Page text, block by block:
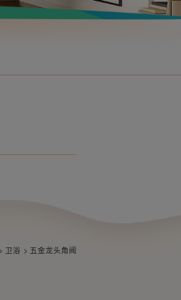
> 卫浴 > 五金龙头角阀